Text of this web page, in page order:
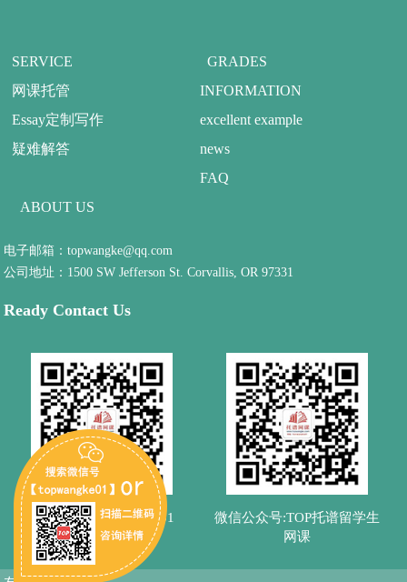
SERVICE
网课托管
Essay定制写作
疑难解答
GRADES
INFORMATION
excellent example
news
FAQ
ABOUT US
电子邮箱：topwangke@qq.com
公司地址：1500 SW Jefferson St. Corvallis, OR 97331
Ready Contact Us
微信客服：topwangke01
微信公众号:TOP托谱留学生
网课